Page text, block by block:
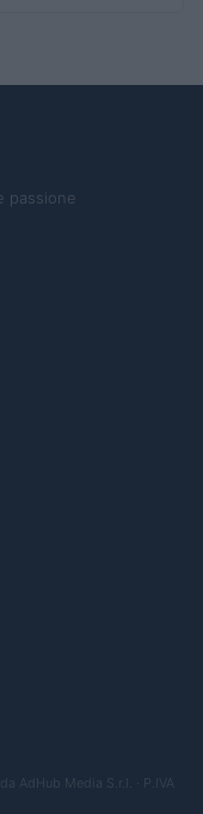
passione
AdHub Media S.r.l. · P.IVA